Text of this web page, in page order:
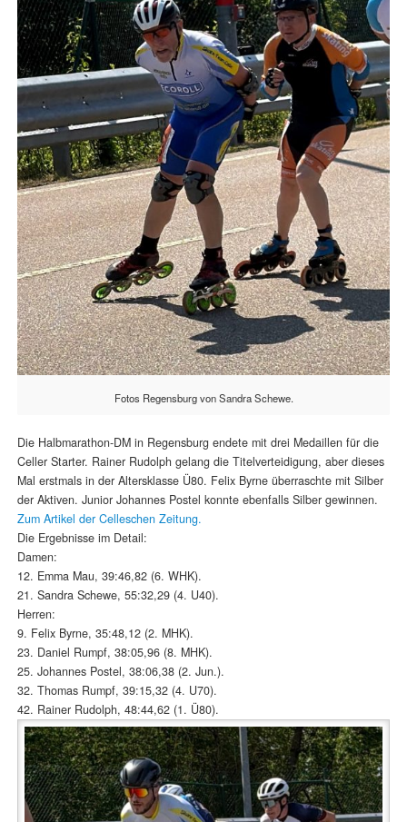
Fotos Regensburg von Sandra Schewe.
Die Halbmarathon-DM in Regensburg endete mit drei Medaillen für die
Celler Starter. Rainer Rudolph gelang die Titelverteidigung, aber dieses
Mal erstmals in der Altersklasse Ü80. Felix Byrne überraschte mit Silber
der Aktiven. Junior Johannes Postel konnte ebenfalls Silber gewinnen.
Zum Artikel der Celleschen Zeitung.
Die Ergebnisse im Detail:
Damen:
12. Emma Mau, 39:46,82 (6. WHK).
21. Sandra Schewe, 55:32,29 (4. U40).
Herren:
9. Felix Byrne, 35:48,12 (2. MHK).
23. Daniel Rumpf, 38:05,96 (8. MHK).
25. Johannes Postel, 38:06,38 (2. Jun.).
32. Thomas Rumpf, 39:15,32 (4. U70).
42. Rainer Rudolph, 48:44,62 (1. Ü80).